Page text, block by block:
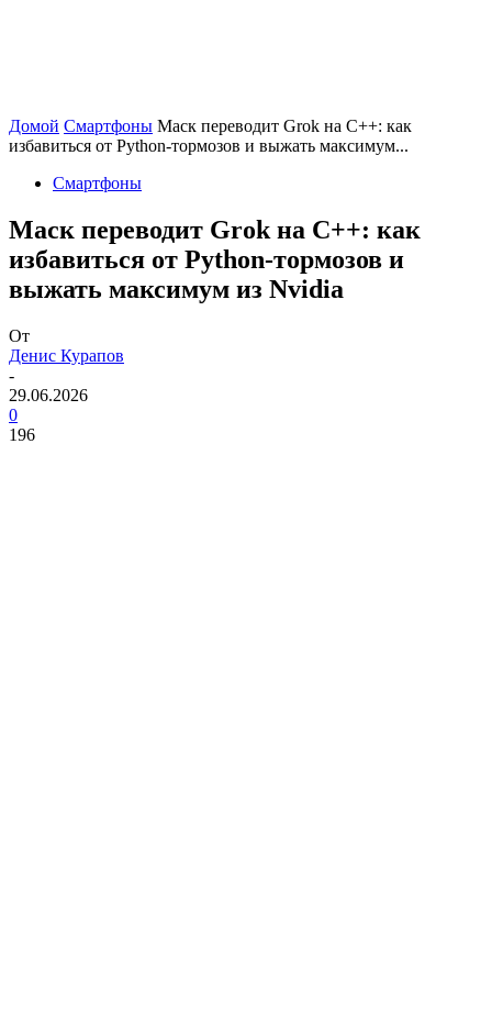
Домой Смартфоны Маск переводит Grok на C++: как
избавиться от Python-тормозов и выжать максимум...
Смартфоны
Маск переводит Grok на C++: как
избавиться от Python-тормозов и
выжать максимум из Nvidia
От
Денис Курапов
-
29.06.2026
0
196